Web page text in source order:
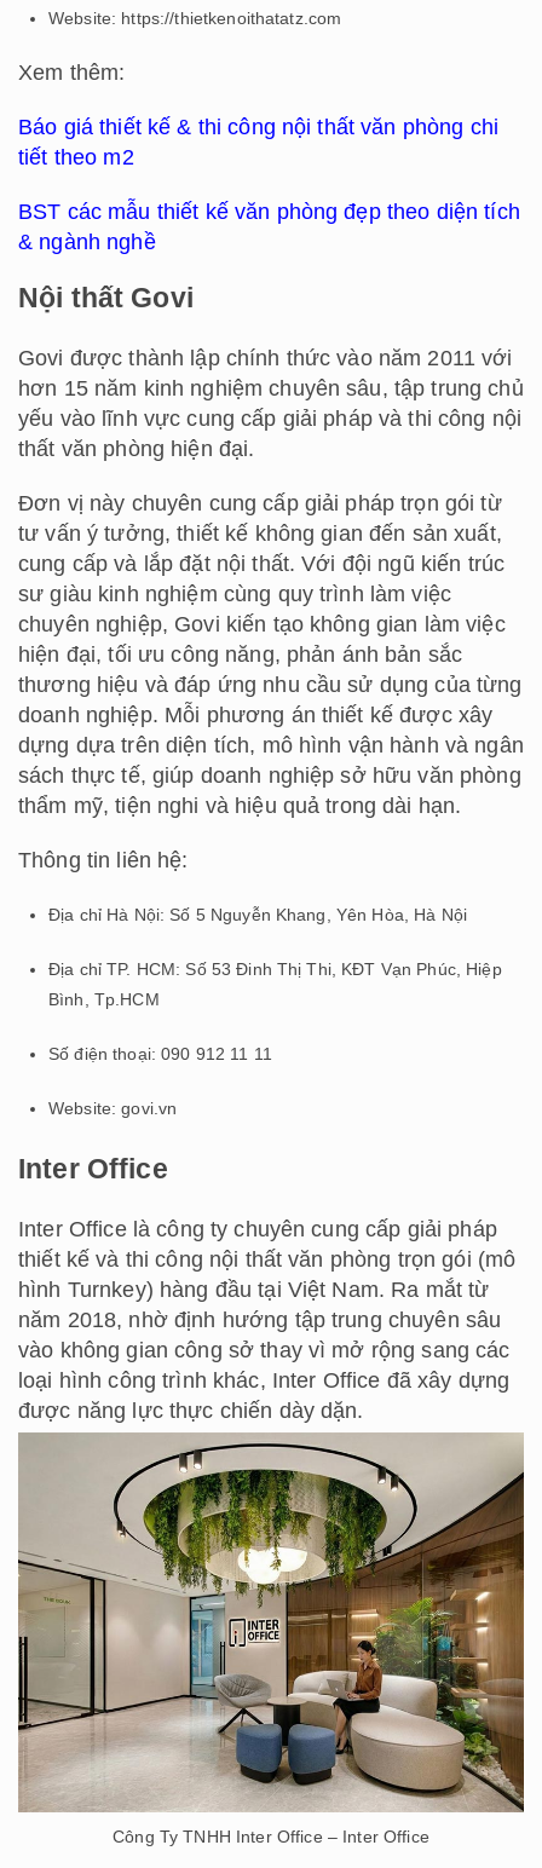
Website: https://thietkenoithatatz.com
Xem thêm:
Báo giá thiết kế & thi công nội thất văn phòng chi
tiết theo m2
BST các mẫu thiết kế văn phòng đẹp theo diện tích
& ngành nghề
Nội thất Govi
Govi được thành lập chính thức vào năm 2011 với
hơn 15 năm kinh nghiệm chuyên sâu, tập trung chủ
yếu vào lĩnh vực cung cấp giải pháp và thi công nội
thất văn phòng hiện đại.
Đơn vị này chuyên cung cấp giải pháp trọn gói từ
tư vấn ý tưởng, thiết kế không gian đến sản xuất,
cung cấp và lắp đặt nội thất. Với đội ngũ kiến trúc
sư giàu kinh nghiệm cùng quy trình làm việc
chuyên nghiệp, Govi kiến tạo không gian làm việc
hiện đại, tối ưu công năng, phản ánh bản sắc
thương hiệu và đáp ứng nhu cầu sử dụng của từng
doanh nghiệp. Mỗi phương án thiết kế được xây
dựng dựa trên diện tích, mô hình vận hành và ngân
sách thực tế, giúp doanh nghiệp sở hữu văn phòng
thẩm mỹ, tiện nghi và hiệu quả trong dài hạn.
Thông tin liên hệ:
Địa chỉ Hà Nội: Số 5 Nguyễn Khang, Yên Hòa, Hà Nội
Địa chỉ TP. HCM: Số 53 Đinh Thị Thi, KĐT Vạn Phúc, Hiệp
Bình, Tp.HCM
Số điện thoại: 090 912 11 11
Website: govi.vn
Inter Office
Inter Office là công ty chuyên cung cấp giải pháp
thiết kế và thi công nội thất văn phòng trọn gói (mô
hình Turnkey) hàng đầu tại Việt Nam. Ra mắt từ
năm 2018, nhờ định hướng tập trung chuyên sâu
vào không gian công sở thay vì mở rộng sang các
loại hình công trình khác, Inter Office đã xây dựng
được năng lực thực chiến dày dặn.
Công Ty TNHH Inter Office – Inter Office